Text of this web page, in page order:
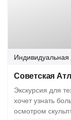
Индивидуальная
Советская
Экскурсия для
хочет узнать
осмотром